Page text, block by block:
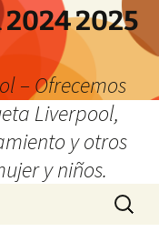
2025
– Ofrecemos
Liverpool,
y otros
y niños.
Buscar: